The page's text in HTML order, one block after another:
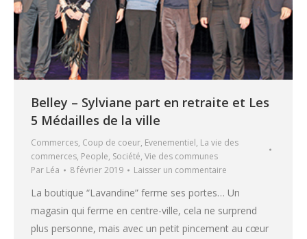
Belley – Sylviane part en retraite et Les
5 Médailles de la ville
Commerces, Coup de coeur, Evenementiel, La vie des
commerces, People, Société, Vie des communes
Par Léa 8 février 2019 Laisser un commentaire
La boutique “Lavandine” ferme ses portes… Un
magasin qui ferme en centre-ville, cela ne surprend
plus personne, mais avec un petit pincement au cœur